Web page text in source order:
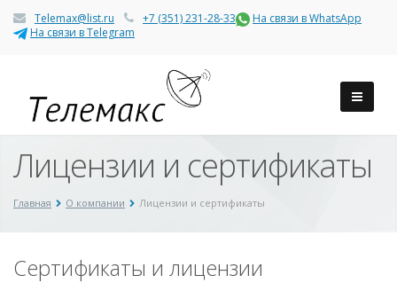
Telemax@list.ru +7 (351) 231-28-33
На связи в WhatsApp
На связи в Telegram
Лицензии и сертификаты
Главная О компании Лицензии и сертификаты
Сертификаты и лицензии